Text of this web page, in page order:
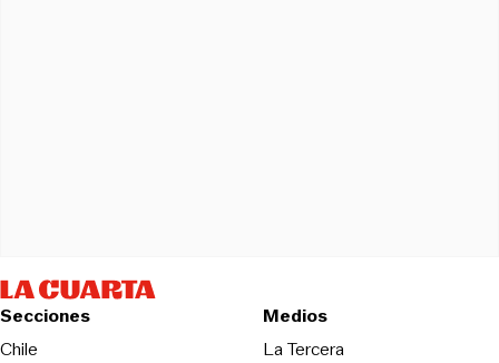
Secciones
Chile
Medios
La TerceraOpens in new